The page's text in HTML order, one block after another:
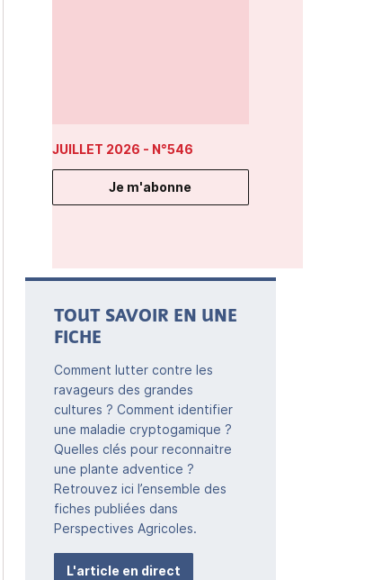
JUILLET 2026 - N°546
Je m'abonne
TOUT SAVOIR EN UNE
FICHE
Comment lutter contre les
ravageurs des grandes
cultures ? Comment identifier
une maladie cryptogamique ?
Quelles clés pour reconnaitre
une plante adventice ?
Retrouvez ici l’ensemble des
fiches publiées dans
Perspectives Agricoles.
L'article en direct